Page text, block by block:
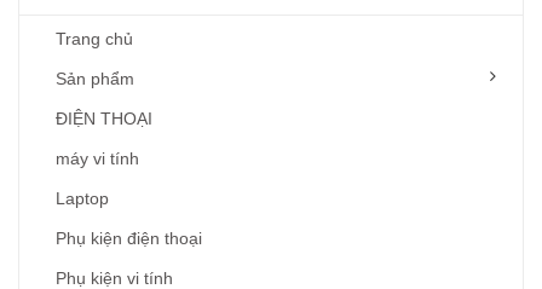
Trang chủ
Sản phẩm
ĐIỆN THOẠI
máy vi tính
Laptop
Phụ kiện điện thoại
Phụ kiện vi tính